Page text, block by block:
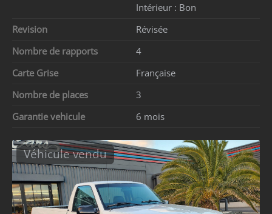
Intérieur : Bon
Revision
Révisée
Nombre de rapports
4
Carte Grise
Française
Nombre de places
3
Garantie vehicule
6 mois
Véhicule vendu